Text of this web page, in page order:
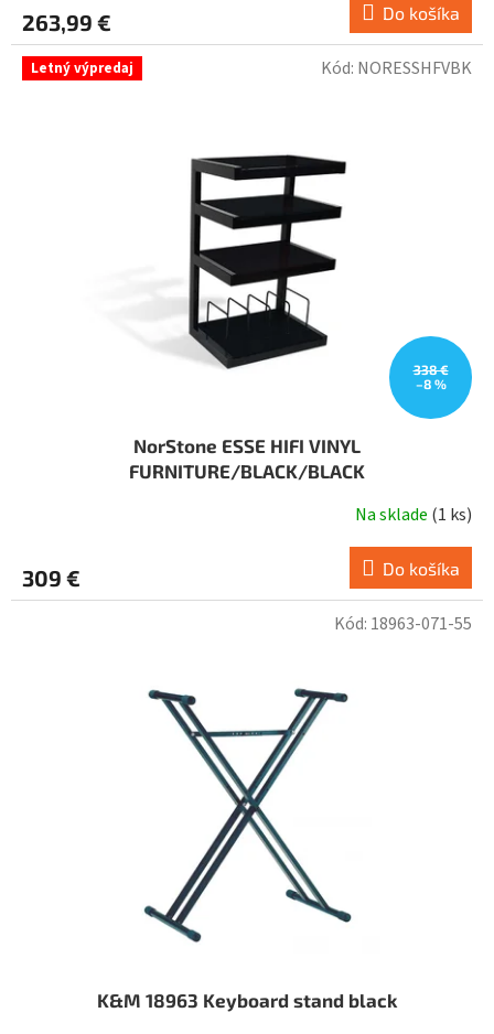
263,99 € Do košíka
Letný výpredaj
338 €
–8 %
NorStone ESSE HIFI VINYL
FURNITURE/BLACK/BLACK
Na sklade (1 ks)
309 € Do košíka
Kód: NORESSHFVBK
K&M 18963 Keyboard stand black
Kód: 18963-071-55